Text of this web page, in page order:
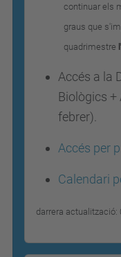
continuar els
graus que
quadrimestre
Accés a la
Biològics +
febrer).
Accés per
Calendari
darrera